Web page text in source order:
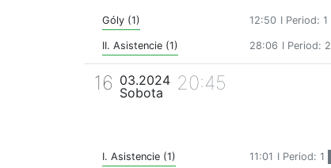
Góly (1) 12:50 I Period: 1
II. Asistencie (1) 28:06 I Period: 2
16 03.2024
Sobota
20:45
I. Asistencie (1) 11:01 I Period: 1